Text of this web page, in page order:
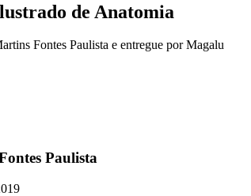
de Anatomia
Fontes Paulista e entregue por Magalu
Paulista